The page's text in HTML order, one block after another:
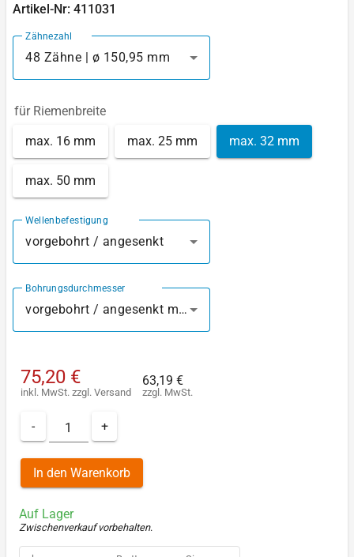
Artikel-Nr: 411031
Zähnezahl
48 Zähne | ø 150,95 mm
für Riemenbreite
max. 16 mm max. 25 mm max. 32 mm
max. 50 mm
Wellenbefestigung
vorgebohrt / angesenkt
Bohrungsdurchmesser
vorgebohrt / angesenkt mm
75,20 €
inkl. MwSt. zzgl. Versand
63,19 €
zzgl. MwSt.
- +
In den Warenkorb
Auf Lager
Zwischenverkauf vorbehalten.